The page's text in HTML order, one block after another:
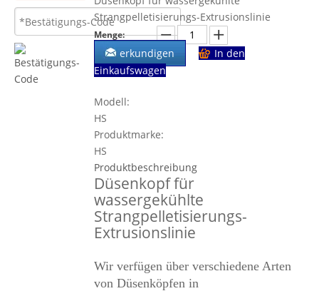
Strangpelletisierungs-Extrusionslinie
Menge:
erkundigen
In den
Einkaufswagen
Modell:
HS
Produktmarke:
HS
Produktbeschreibung
Düsenkopf für
wassergekühlte
Strangpelletisierungs-
Extrusionslinie
Wir verfügen über verschiedene Arten
von Düsenköpfen in